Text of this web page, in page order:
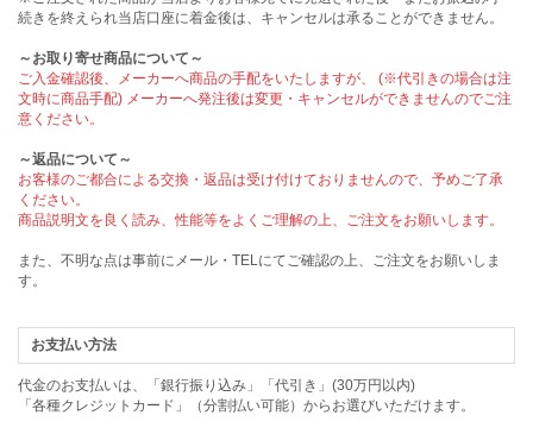
続きを終えられ当店口座に着金後は、キャンセルは承ることができません。
～お取り寄せ商品について～
ご入金確認後、メーカーへ商品の手配をいたしますが、 (※代引きの場合は注
文時に商品手配) メーカーへ発注後は変更・キャンセルができませんのでご注
意ください。
～返品について～
お客様のご都合による交換・返品は受け付けておりませんので、予めご了承
ください。
商品説明文を良く読み、性能等をよくご理解の上、ご注文をお願いします。
また、不明な点は事前にメール・TELにてご確認の上、ご注文をお願いしま
す。
お支払い方法
代金のお支払いは、「銀行振り込み」「代引き」(30万円以内)
「各種クレジットカード」（分割払い可能）からお選びいただけます。